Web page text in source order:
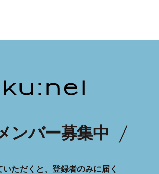
ンバー募集中
いただくと、登録者のみに届く